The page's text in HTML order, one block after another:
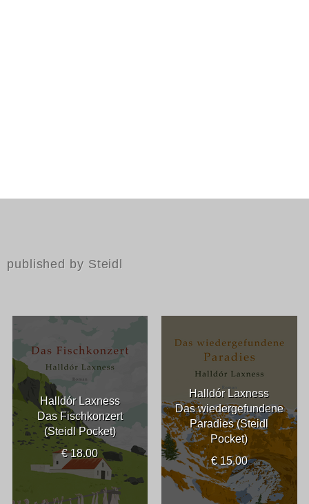
published by Steidl
Halldór Laxness
Das Fischkonzert
(Steidl Pocket)
€ 18.00
Halldór Laxness
Das wiedergefundene
Paradies (Steidl
Pocket)
€ 15.00